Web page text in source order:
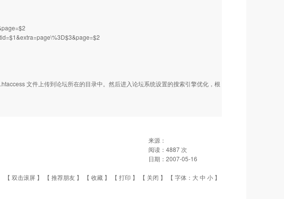
文件上传到论坛所在的目录中。然后进入论坛系统设置的搜索引擎优化，根
来源：
阅读： 4887 次
日期： 2007-05-16
【 双击滚屏 】 【 推荐朋友 】 【 收藏 】 【 打印 】 【 关闭 】 【 字体： 大中 小 】